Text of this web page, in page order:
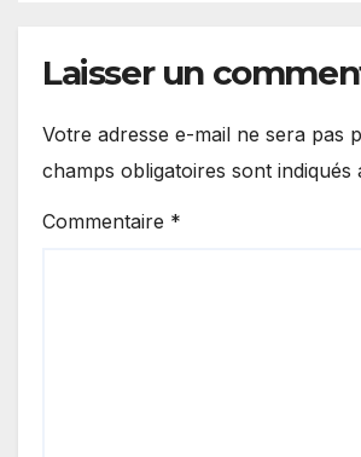
Laisser un
Votre adresse e-mail ne sera pas
champs obligatoires sont indiqués
Commentaire *